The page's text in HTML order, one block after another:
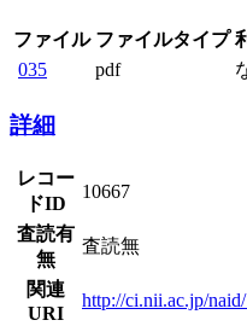
ファイル ファイルタイプ
035
pdf
詳細
レコー
ドID
10667
査読有
無
査読無
関連
URI
http://ci.nii.ac.jp/